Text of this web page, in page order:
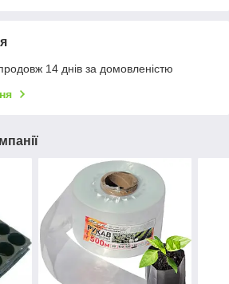
14 днів за домовленістю